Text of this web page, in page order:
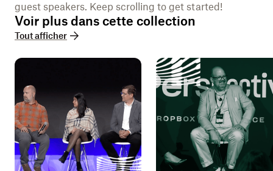
guest speakers. Keep scrolling to get started!
Voir plus dans cette collection
Tout afficher